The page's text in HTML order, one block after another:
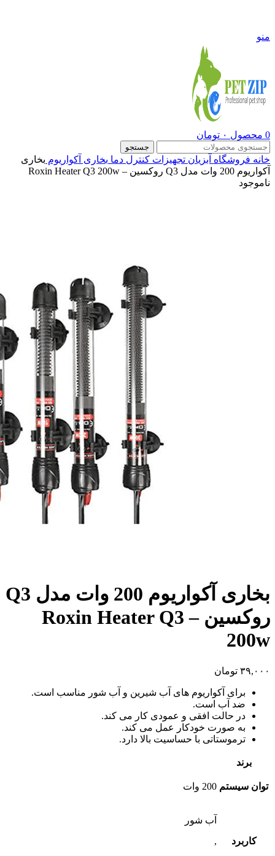
منو
0 محصول ۰ تومان
جستجو
خانه فروشگاه آبزیان تجهیزات کنترل دما بخاری آکواریوم بخاری
آکواریوم 200 وات مدل Q3 روکسین – Roxin Heater Q3 200w
ناموجود
بخاری آکواریوم 200 وات مدل Q3
روکسین – Roxin Heater Q3
200w
۳۹,۰۰۰ تومان
برای آکواریوم های آب شیرین و آب شور مناسب است.
ضد آب است.
در حالت افقی و عمودی کار می کند.
به صورت خودکار عمل می کند.
ترموستاتی با حساسیت بالا دارد.
برند
توان سیستم 200 وات
کاربرد
آب شور
,